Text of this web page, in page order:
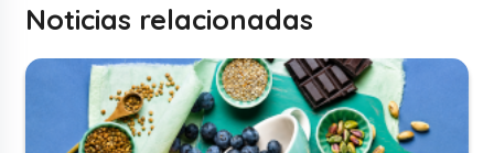
Noticias relacionadas